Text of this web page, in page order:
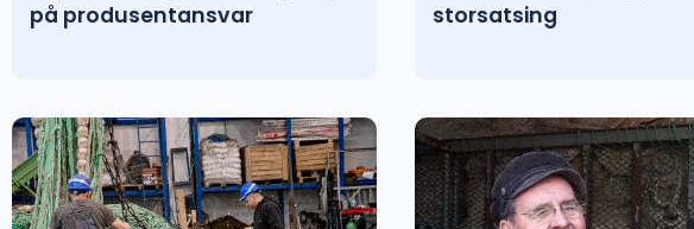
på produsentansvar
storsatsing